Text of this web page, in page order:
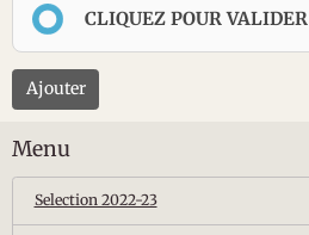
CLIQUEZ POUR VALIDER
Ajouter
Menu
Selection 2022-23